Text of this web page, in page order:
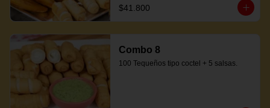
$41.800
Combo 8
100 Tequeños tipo coctel + 5 salsas.